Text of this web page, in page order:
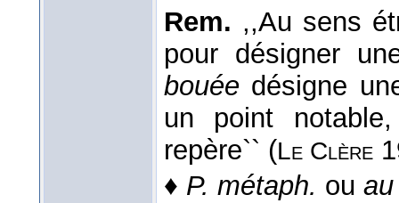
Rem. ,,Au sens
pour désigner
bouée désigne
un point
repère`` (Le Clère
♦ P. métaph. ou